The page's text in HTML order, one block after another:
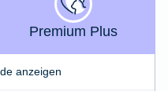
Premium Plus
anzeigen